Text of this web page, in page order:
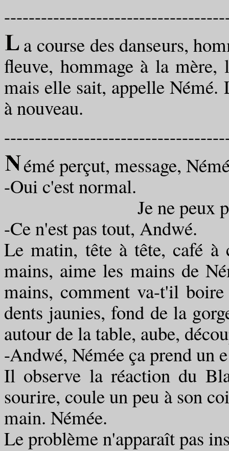
a course des danseurs,
fleuve, hommage à la
mais elle sait, appelle Némé.
à nouveau.
émé perçut, message,
-Oui c'est normal.
Je ne peux pas
-Ce n'est pas tout, Andwé.
Le matin, tête à tête, café à
mains, aime les mains de
mains, comment va-t'il
dents jaunies, fond de la
autour de la table, aube,
-Andwé, Némée ça prend un
Il observe la réaction du
sourire, coule un peu à son
main. Némée.
Le problème n'apparaît pas